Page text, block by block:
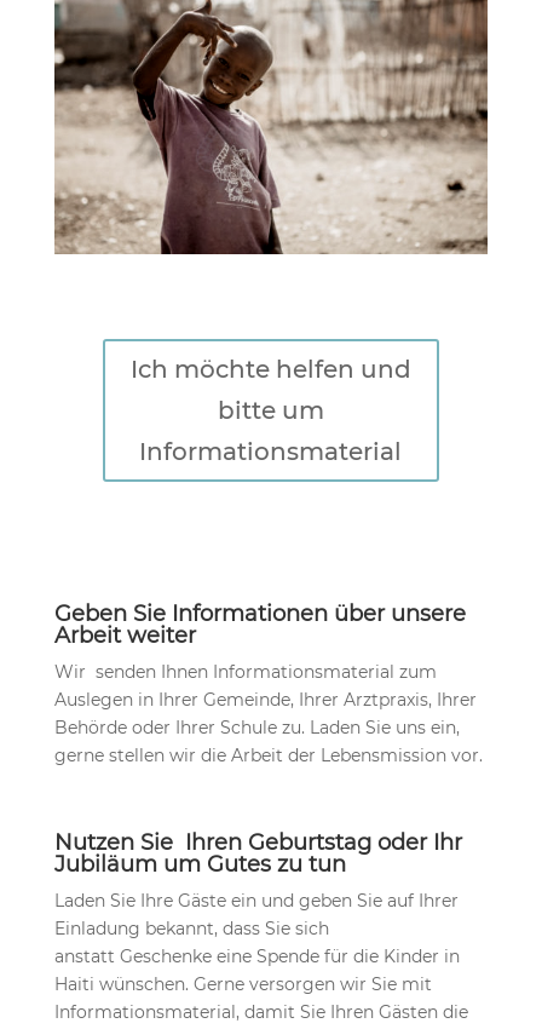
Ich möchte helfen und
bitte um
Informationsmaterial
Geben Sie Informationen über unsere
Arbeit weiter
Wir senden Ihnen Informationsmaterial zum
Auslegen in Ihrer Gemeinde, Ihrer Arztpraxis, Ihrer
Behörde oder Ihrer Schule zu. Laden Sie uns ein,
gerne stellen wir die Arbeit der Lebensmission vor.
Nutzen Sie Ihren Geburtstag oder Ihr
Jubiläum um Gutes zu tun
Laden Sie Ihre Gäste ein und geben Sie auf Ihrer
Einladung bekannt, dass Sie sich
anstatt Geschenke eine Spende für die Kinder in
Haiti wünschen. Gerne versorgen wir Sie mit
Informationsmaterial, damit Sie Ihren Gästen die